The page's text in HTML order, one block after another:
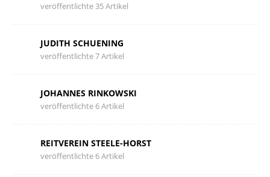
veröffentlichte 35 Artikel
JUDITH SCHUENING
veröffentlichte 7 Artikel
JOHANNES RINKOWSKI
veröffentlichte 6 Artikel
REITVEREIN STEELE-HORST
veröffentlichte 6 Artikel